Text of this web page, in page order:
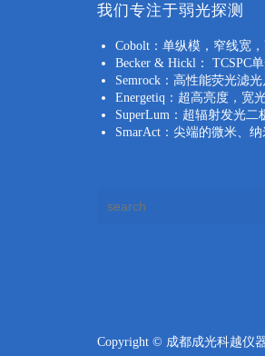
我们专注于弱光探测
Cobolt：单纵模，窄线宽
Becker & Hickl： TCSPC
Semrock：高性能荧光滤
Energetiq：超高亮度，宽
SuperLum：超辐射发光
SmarAct：尖端的微米、
Copyright © 成都成光科越仪